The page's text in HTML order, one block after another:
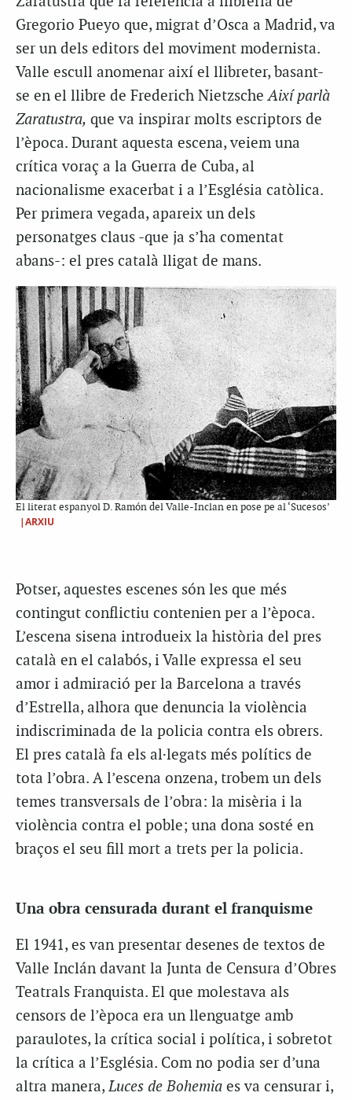
Gregorio Pueyo que, migrat d’Osca a Madrid, va
ser un dels editors del moviment modernista.
Valle escull anomenar així el llibreter, basant-
se en el llibre de Frederich NietzscheAixí parlà
Zaratustra, que va inspirar molts escriptors de
l’època. Durant aquesta escena, veiem una
crítica voraç a la Guerra de Cuba, al
nacionalisme exacerbat i a l’Església catòlica.
Per primera vegada, apareix un dels
personatges claus -que ja s’ha comentat
abans-: el pres català lligat de mans.
El literat espanyol D. Ramón del Valle-Inclan en pose pe al ‘Sucesos’
|ARXIU
Potser, aquestes escenes són les que més
contingut conflictiu contenien per a l’època.
L’escena sisena introdueix la història del pres
català en el calabós, i Valle expressa el seu
amor i admiració per la Barcelona a través
d’Estrella, alhora que denuncia la violència
indiscriminada de la policia contra els obrers.
El pres català fa els al·legats més polítics de
tota l’obra. A l’escena onzena, trobem un dels
temes transversals de l’obra: la misèria i la
violència contra el poble; una dona sosté en
braços el seu fill mort a trets per la policia.
Una obra censurada durant el franquisme
El 1941, es van presentar desenes de textos de
Valle Inclán davant la Junta de Censura d’Obres
Teatrals Franquista. El que molestava als
censors de l’època era un llenguatge amb
paraulotes, la crítica social i política, i sobretot
la crítica a l’Església. Com no podia ser d’una
altra manera,Luces de Bohemia es va censurar i,